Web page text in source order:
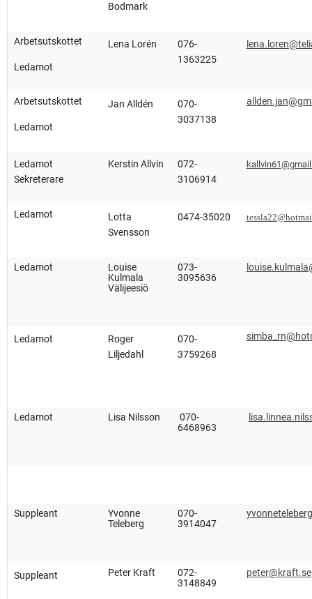
Bodmark
Arbetsutskottet
Ledamot
Lena Lorén
076-
1363225
Arbetsutskottet
Ledamot
Jan Alldén
070-
3037138
Ledamot
Sekreterare
Kerstin Allvin
072-
3106914
Ledamot
Lotta
Svensson
0474-35020
Ledamot
Louise
Kulmala
Välijeesiö
073-
3095636
Ledamot
Roger
Liljedahl
070-
3759268
Ledamot Lisa Nilsson
070-
6468963
Suppleant
Yvonne
Teleberg
070-
3914047
Suppleant Peter Kraft
072-
3148849
peter@kraft.se